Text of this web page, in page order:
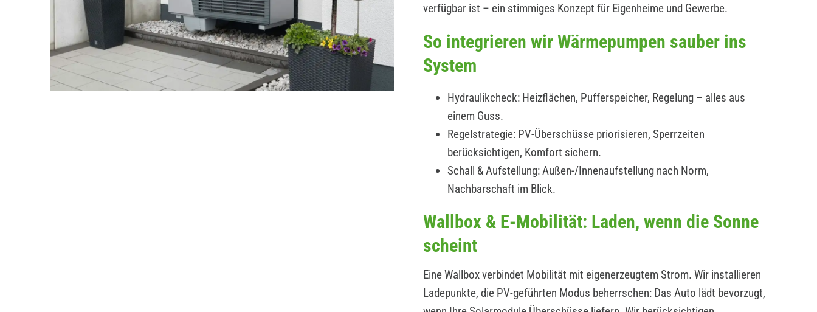
verfügbar ist – ein stimmiges Konzept für Eigenheime und Gewerbe.
So integrieren wir Wärmepumpen sauber ins
System
Hydraulikcheck: Heizflächen, Pufferspeicher, Regelung – alles aus
einem Guss.
Regelstrategie: PV-Überschüsse priorisieren, Sperrzeiten
berücksichtigen, Komfort sichern.
Schall & Aufstellung: Außen-/Innenaufstellung nach Norm,
Nachbarschaft im Blick.
Wallbox & E-Mobilität: Laden, wenn die Sonne
scheint
Eine Wallbox verbindet Mobilität mit eigenerzeugtem Strom. Wir installieren
Ladepunkte, die PV-geführten Modus beherrschen: Das Auto lädt bevorzugt,